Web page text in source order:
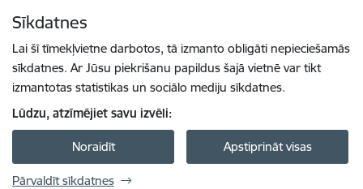
Sīkdatnes
Lai šī tīmekļvietne darbotos, tā izmanto obligāti nepieciešamās
sīkdatnes. Ar Jūsu piekrišanu papildus šajā vietnē var tikt
izmantotas statistikas un sociālo mediju sīkdatnes.
Lūdzu, atzīmējiet savu izvēli:
Noraidīt Apstiprināt visas
Pārvaldīt sīkdatnes